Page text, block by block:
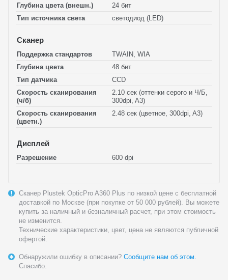
Глубина цвета (внешн.)
24 бит
Тип источника света
светодиод (LED)
Сканер
Поддержка стандартов
TWAIN, WIA
Глубина цвета
48 бит
Тип датчика
CCD
Скорость сканирования
(ч/б)
2.10 сек (оттенки серого и Ч/Б,
300dpi, A3)
Скорость сканирования
(цветн.)
2.48 сек (цветное, 300dpi, A3)
Дисплей
Разрешение 600 dpi
Сканер Plustek OpticPro A360 Plus по низкой цене с бесплатной
доставкой по Москве (при покупке от 50 000 рублей). Вы можете
купить за наличный и безналичный расчет, при этом стоимость
не изменится.
Технические характеристики, цвет, цена не являются публичной
офертой.
Обнаружили ошибку в описании? Сообщите нам об этом.
Спасибо.